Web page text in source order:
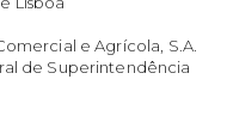
e Agrícola, S.A.
de Superintendência